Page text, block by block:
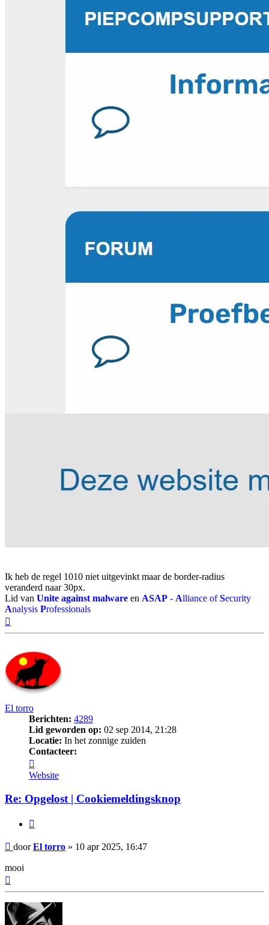
Ik heb de regel 1010 niet uitgevinkt maar de border-radius
veranderd naar 30px.
Lid van Unite against malware en ASAP - Alliance ofSecurity
Analysis Professionals
El torro
Berichten: 4289
Lid geworden op: 02 sep 2014, 21:28
Locatie: In het zonnige zuiden
Contacteer:
El
torro
Website
Re: Opgelost | Cookiemeldingsknop
Bericht
doorEl torro » 10 apr 2025, 16:47
mooi